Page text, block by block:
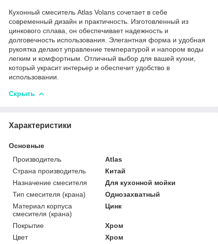
Кухонный смеситель Atlas Volans сочетает в себе
современный дизайн и практичность. Изготовленный из
цинкового сплава, он обеспечивает надежность и
долговечность использования. Элегантная форма и удобная
рукоятка делают управление температурой и напором воды
легким и комфортным. Отличный выбор для вашей кухни,
который украсит интерьер и обеспечит удобство в
использовании.
Скрыть
Характеристики
Основные
Производитель
Atlas
Страна производитель
Китай
Назначение смесителя
Для кухонной мойки
Тип смесителя (крана)
Однозахватный
Материал корпуса
смесителя (крана)
Цинк
Покрытие
Хром
Цвет
Хром